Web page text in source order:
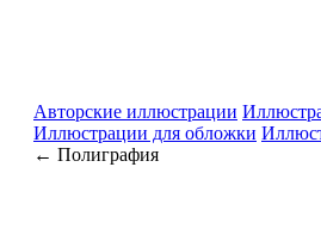
Авторские иллюстрации
Иллюстрации для обложки
← Полиграфия